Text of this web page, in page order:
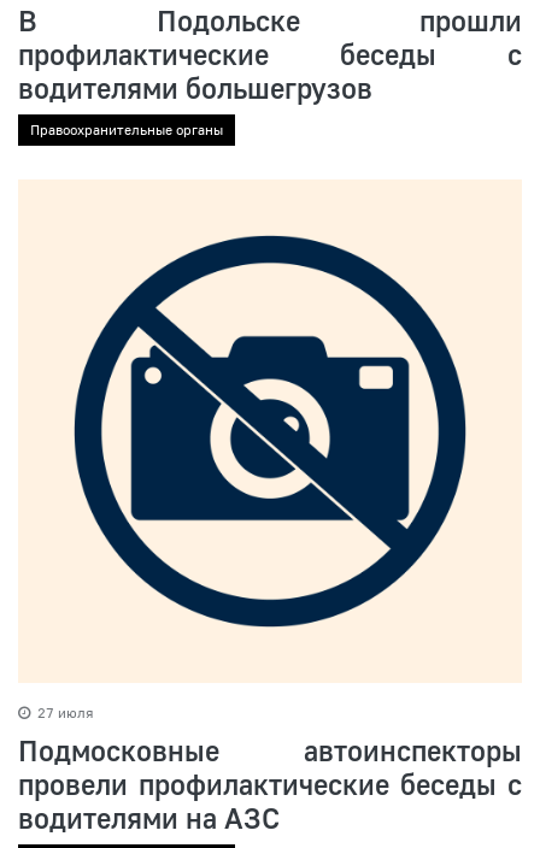
В Подольске прошли
профилактические беседы с
водителями большегрузов
Правоохранительные органы
27 июля
Подмосковные автоинспекторы
провели профилактические беседы с
водителями на АЗС